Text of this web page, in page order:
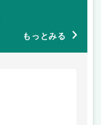
もっとみる